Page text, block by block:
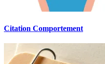
Citation Comportement